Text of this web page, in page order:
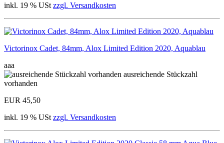
inkl. 19 % USt zzgl. Versandkosten
Victorinox Cadet, 84mm, Alox Limited Edition 2020, Aquablau
aaa
ausreichende Stückzahl
vorhanden
EUR 45,50
inkl. 19 % USt zzgl. Versandkosten